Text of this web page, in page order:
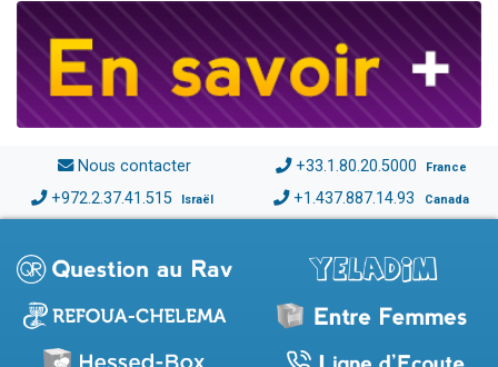
Nous contacter +33.1.80.20.5000 France
+972.2.37.41.515 Israël +1.437.887.14.93 Canada